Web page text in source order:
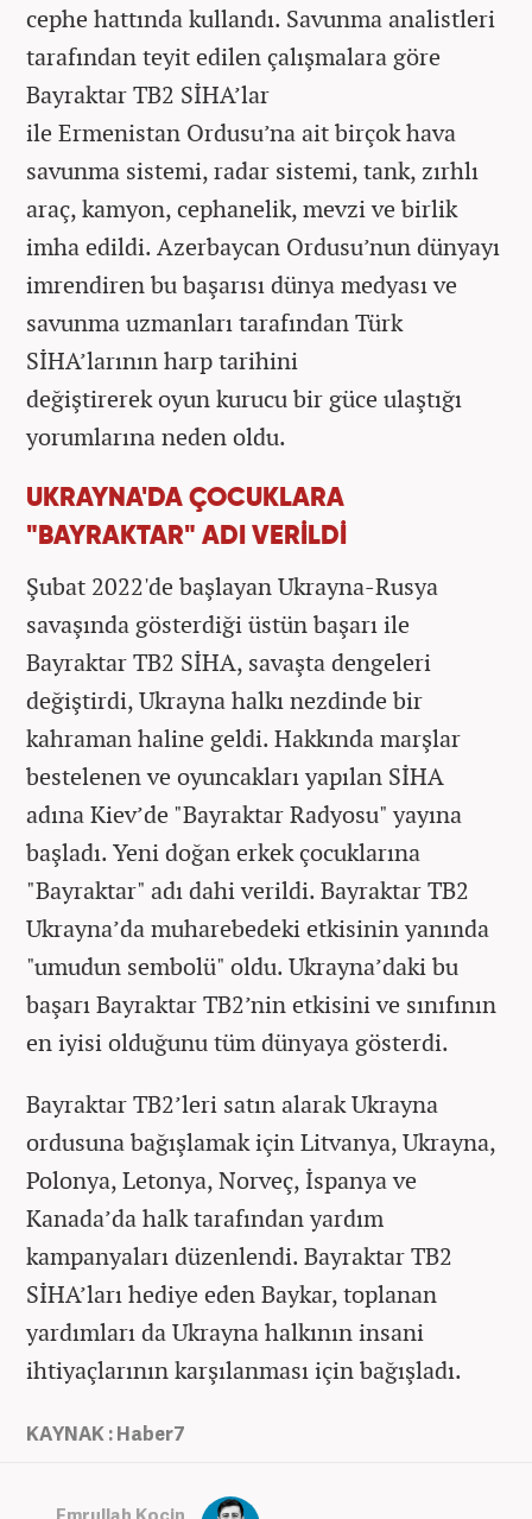
cephe hattında kullandı. Savunma analistleri
tarafından teyit edilen çalışmalara göre
Bayraktar TB2 SİHA’lar
ile Ermenistan Ordusu’na ait birçok hava
savunma sistemi, radar sistemi, tank, zırhlı
araç, kamyon, cephanelik, mevzi ve birlik
imha edildi. Azerbaycan Ordusu’nun dünyayı
imrendiren bu başarısı dünya medyası ve
savunma uzmanları tarafından Türk
SİHA’larının harp tarihini
değiştirerek oyun kurucu bir güce ulaştığı
yorumlarına neden oldu.
UKRAYNA'DA ÇOCUKLARA
"BAYRAKTAR" ADI VERİLDİ
Şubat 2022'de başlayan Ukrayna-Rusya
savaşında gösterdiği üstün başarı ile
Bayraktar TB2 SİHA, savaşta dengeleri
değiştirdi, Ukrayna halkı nezdinde bir
kahraman haline geldi. Hakkında marşlar
bestelenen ve oyuncakları yapılan SİHA
adına Kiev’de "Bayraktar Radyosu" yayına
başladı. Yeni doğan erkek çocuklarına
"Bayraktar" adı dahi verildi. Bayraktar TB2
Ukrayna’da muharebedeki etkisinin yanında
"umudun sembolü" oldu. Ukrayna’daki bu
başarı Bayraktar TB2’nin etkisini ve sınıfının
en iyisi olduğunu tüm dünyaya gösterdi.
Bayraktar TB2’leri satın alarak Ukrayna
ordusuna bağışlamak için Litvanya, Ukrayna,
Polonya, Letonya, Norveç, İspanya ve
Kanada’da halk tarafından yardım
kampanyaları düzenlendi. Bayraktar TB2
SİHA’ları hediye eden Baykar, toplanan
yardımları da Ukrayna halkının insani
ihtiyaçlarının karşılanması için bağışladı.
KAYNAK : Haber7